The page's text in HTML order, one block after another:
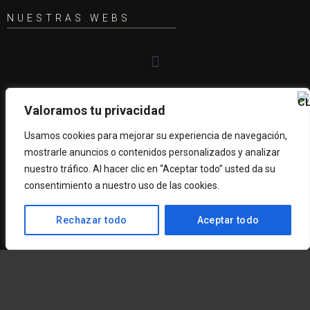
Valoramos tu privacidad
Usamos cookies para mejorar su experiencia de navegación,
mostrarle anuncios o contenidos personalizados y analizar
nuestro tráfico. Al hacer clic en “Aceptar todo” usted da su
consentimiento a nuestro uso de las cookies.
Rechazar todo Aceptar todo
NUESTRAS WEBS
Acerca de nosotros
Envío y pago
Nuestra garantía
Información compra
Preguntas frecuentes
Textos Legales
CONTACTO
Translate »